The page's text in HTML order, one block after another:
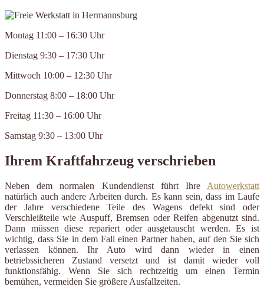
Montag 11:00 – 16:30 Uhr
Dienstag 9:30 – 17:30 Uhr
Mittwoch 10:00 – 12:30 Uhr
Donnerstag 8:00 – 18:00 Uhr
Freitag 11:30 – 16:00 Uhr
Samstag 9:30 – 13:00 Uhr
Ihrem Kraftfahrzeug verschrieben
Neben dem normalen Kundendienst führt Ihre Autowerkstatt
natürlich auch andere Arbeiten durch. Es kann sein, dass im Laufe
der Jahre verschiedene Teile des Wagens defekt sind oder
Verschleißteile wie Auspuff, Bremsen oder Reifen abgenutzt sind.
Dann müssen diese repariert oder ausgetauscht werden. Es ist
wichtig, dass Sie in dem Fall einen Partner haben, auf den Sie sich
verlassen können. Ihr Auto wird dann wieder in einen
betriebssicheren Zustand versetzt und ist damit wieder voll
funktionsfähig. Wenn Sie sich rechtzeitig um einen Termin
bemühen, vermeiden Sie größere Ausfallzeiten.